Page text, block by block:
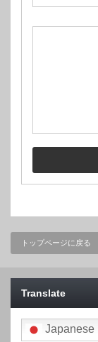
トップページに戻る
Translate
Japanese